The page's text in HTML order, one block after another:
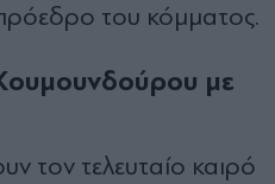
του κόμματος.
με
τον τελευταίο καιρό